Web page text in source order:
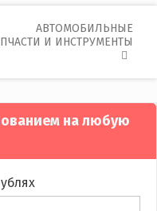
АВТОМОБИЛЬНЫЕ
И ИНСТРУМЕНТЫ
на любую